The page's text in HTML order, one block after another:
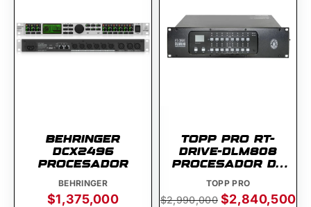
BEHRINGER
DCX2496
PROCESADOR
BEHRINGER
$1,375,000
TOPP PRO RT-
DRIVE-DLM808
PROCESADOR DE
TOPP PRO
$2,990,000 $2,840,500